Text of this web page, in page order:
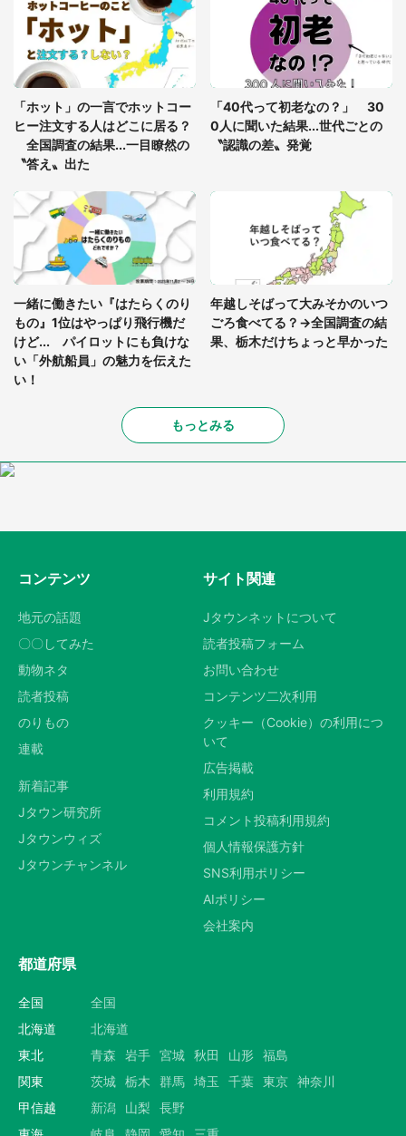
っ暗な道で遭難状態。なんとか見つけた民家に助け
を求めると、住人の男性が...」
「孫にあげると思って、あなたにこれをあげる」
真夏の山道で見知らぬお婆さんに握らされたもの
（山口県・30代女性）
「ホット」の一言でホットコー
ヒー注文する人はどこに居る？
全国調査の結果...一目瞭然の
〝答え〟出た
「40代って初老なの？」 30
0人に聞いた結果...世代ごとの
〝認識の差〟発覚
一緒に働きたい『はたらくのり
もの』1位はやっぱり飛行機だ
けど... パイロットにも負けな
い「外航船員」の魅力を伝えた
い！
年越しそばって大みそかのいつ
ごろ食べてる？→全国調査の結
果、栃木だけちょっと早かった
もっとみる
コンテンツ
地元の話題
〇〇してみた
動物ネタ
読者投稿
のりもの
連載
新着記事
Jタウン研究所
Jタウンウィズ
Jタウンチャンネル
サイト関連
Jタウンネットについて
読者投稿フォーム
お問い合わせ
コンテンツ二次利用
クッキー（Cookie）の利用につ
いて
広告掲載
利用規約
コメント投稿利用規約
個人情報保護方針
SNS利用ポリシー
AIポリシー
会社案内
都道府県
全国
全国
北海道
北海道
東北
青森 岩手 宮城 秋田 山形 福島
関東
茨城 栃木 群馬 埼玉 千葉 東京 神奈川
甲信越
新潟 山梨
長野